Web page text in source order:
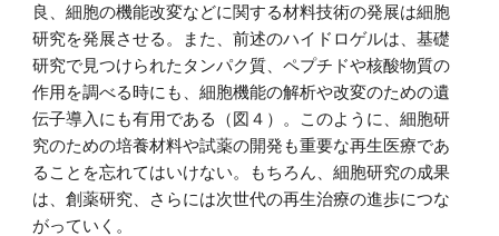
良、細胞の機能改変などに関する材料技術の発展は細胞
研究を発展させる。また、前述のハイドロゲルは、基礎
研究で見つけられたタンパク質、ペプチドや核酸物質の
作用を調べる時にも、細胞機能の解析や改変のための遺
伝子導入にも有用である（図４）。このように、細胞研
究のための培養材料や試薬の開発も重要な再生医療であ
ることを忘れてはいけない。もちろん、細胞研究の成果
は、創薬研究、さらには次世代の再生治療の進歩につな
がっていく。